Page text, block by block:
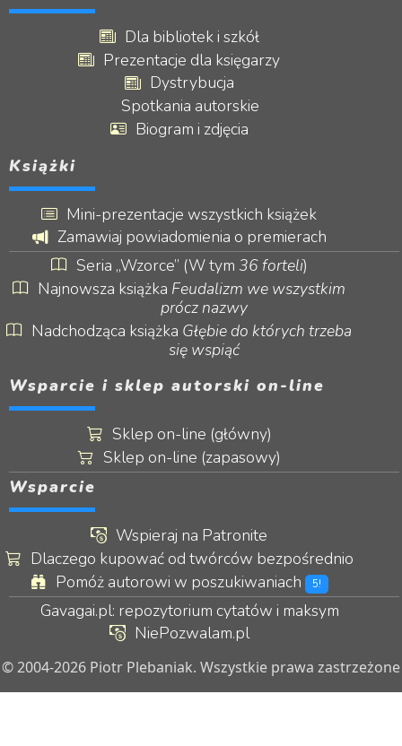
Dla bibliotek i szkół
Prezentacje dla księgarzy
Dystrybucja
Spotkania autorskie
Biogram i zdjęcia
Książki
Mini-prezentacje wszystkich książek
Zamawiaj powiadomienia o premierach
Seria „Wzorce” (W tym 36 forteli)
Najnowsza książka Feudalizm we wszystkim
prócz nazwy
Nadchodząca książka Głębie do których trzeba
się wspiąć
Wsparcie i sklep autorski on-line
Sklep on-line (główny)
Sklep on-line (zapasowy)
Wsparcie
Wspieraj na Patronite
Dlaczego kupować od twórców bezpośrednio
Pomóż autorowi w poszukiwaniach
5!
Gavagai.pl: repozytorium cytatów i maksym
NiePozwalam.pl
© 2004-2026 Piotr Plebaniak. Wszystkie prawa zastrzeżone